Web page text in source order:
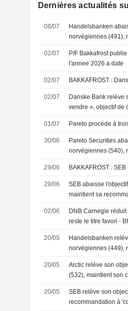
Dernières actualités
08/07
Handelsbanken
norvégiennes (491),
02/07
P/F Bakkafrost
l'annee 2026 a date
02/07
02/07
Danske Bank relève
vendre », objectif de
01/07 Pareto procède à
30/06
Pareto Securities
norvégiennes (540),
29/06
29/06
SEB abaisse
maintient sa
02/06
DNB Carnegie
reste le titre favori -
20/05
Handelsbanken
norvégiennes (449),
20/05
Arctic relève son
(532), maintient son
20/05
SEB relève son
recommandation à